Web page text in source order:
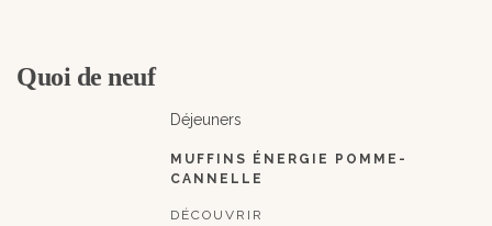
Quoi de neuf
Déjeuners
MUFFINS ÉNERGIE POMME-
CANNELLE
DÉCOUVRIR